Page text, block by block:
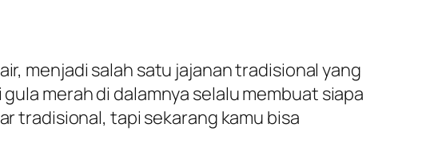
menjadi salah satu jajanan tradisional yang
merah di dalamnya selalu membuat siapa
tradisional, tapi sekarang kamu bisa